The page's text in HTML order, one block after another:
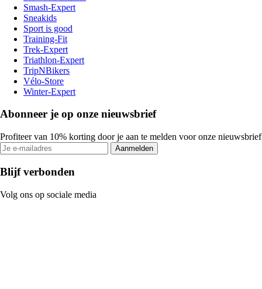
Smash-Expert
Sneakids
Sport is good
Training-Fit
Trek-Expert
Triathlon-Expert
TripNBikers
Vélo-Store
Winter-Expert
Abonneer je op onze nieuwsbrief
Profiteer van 10% korting door je aan te melden voor onze nieuwsbrief
Aanmelden
Blijf verbonden
Volg ons op sociale media